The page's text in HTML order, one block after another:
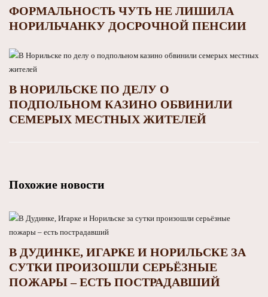
ФОРМАЛЬНОСТЬ ЧУТЬ НЕ ЛИШИЛА
НОРИЛЬЧАНКУ ДОСРОЧНОЙ ПЕНСИИ
В НОРИЛЬСКЕ ПО ДЕЛУ О
ПОДПОЛЬНОМ КАЗИНО ОБВИНИЛИ
СЕМЕРЫХ МЕСТНЫХ ЖИТЕЛЕЙ
Похожие новости
В ДУДИНКЕ, ИГАРКЕ И НОРИЛЬСКЕ ЗА
СУТКИ ПРОИЗОШЛИ СЕРЬЁЗНЫЕ
ПОЖАРЫ – ЕСТЬ ПОСТРАДАВШИЙ